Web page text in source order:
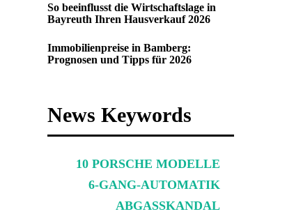
So beeinflusst die Wirtschaftslage in
Bayreuth Ihren Hausverkauf 2026
Immobilienpreise in Bamberg:
Prognosen und Tipps für 2026
News Keywords
10 PORSCHE MODELLE
6-GANG-AUTOMATIK
ABGASSKANDAL